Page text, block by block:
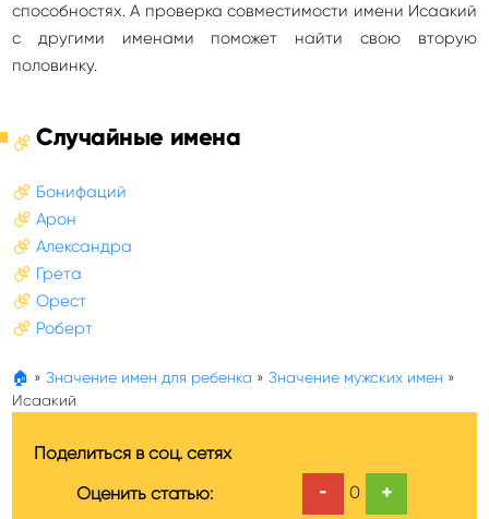
способностях. А проверка совместимости имени Исаакий
с другими именами поможет найти свою вторую
половинку.
Случайные имена
Бонифаций
Арон
Александра
Грета
Орест
Роберт
🏠 » Значение имен для ребенка » Значение мужских имен »
Исаакий
Поделиться в соц. сетях
Оценить статью:
- 0 +